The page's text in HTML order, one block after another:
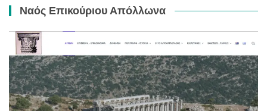
Ναός Επικούριου Απόλλωνα